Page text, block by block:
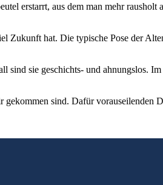
erstarrt, aus dem man mehr rausholt
Zukunft hat. Die typische Pose der
sie geschichts- und ahnungslos.
gekommen sind. Dafür vorauseilenden